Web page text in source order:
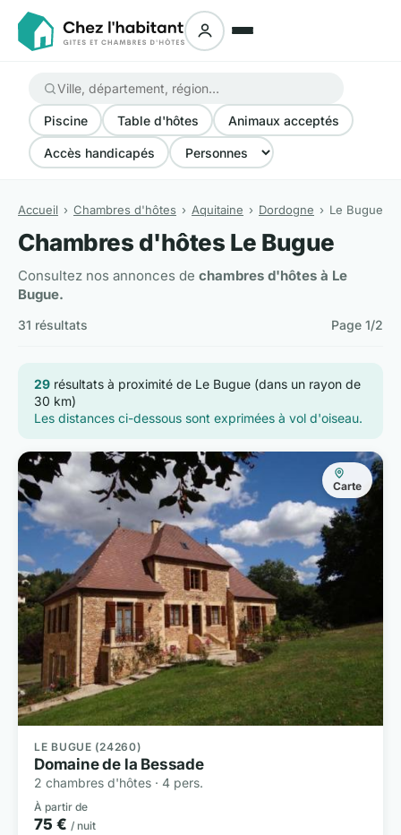
Piscine Table d'hôtes Animaux acceptés
Accès handicapés
Accueil Chambres d'hôtes Aquitaine Dordogne Le Bugue
Chambres d'hôtes Le Bugue
Consultez nos annonces de chambres d'hôtes à Le
Bugue.
31 résultats Page 1/2
29 résultats à proximité de Le Bugue (dans un rayon de
30 km)
Les distances ci-dessous sont exprimées à vol d'oiseau.
Carte
LE BUGUE (24260)
Domaine de la Bessade
2 chambres d'hôtes · 4 pers.
À partir de
75 € / nuit